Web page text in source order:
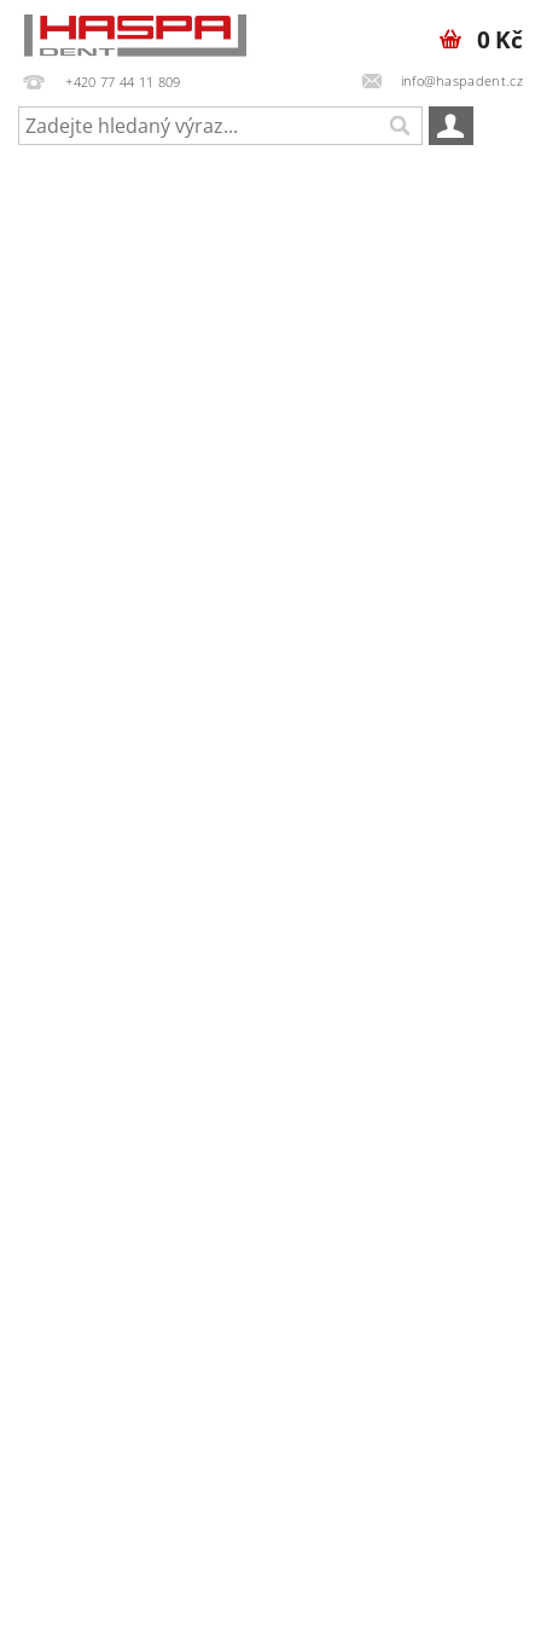
+420 77 44 11 809 info@haspadent.cz
0 Kč